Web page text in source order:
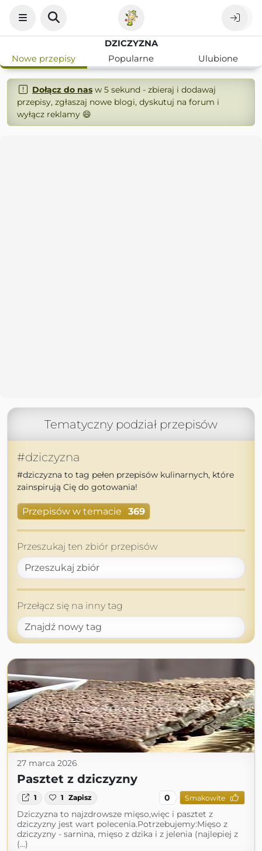
DZICZYZNA
Nowe przepisy
Popularne Ulubione
Dołącz do nasw 5 sekund - zbieraj i dodawaj
przepisy, zgłaszaj nowe blogi, dyskutuj na forum i
wyłącz reklamy 😄
Tematyczny podział przepisów
#dziczyzna
#dziczyzna to tag pełen przepisów kulinarnych, które
zainspirują Cię do gotowania!
Przepisów w temacie 369
Przeszukaj ten zbiór przepisów
Przełącz się na inny tag
27 marca 2026
Pasztet z dziczyzny
1 1 Zapisz 0 Smakowite
Dziczyzna to najzdrowsze mięso,więc i pasztet z
dziczyzny jest wart polecenia.Potrzebujemy:Mięso z
dziczyzny - sarnina, mięso z dzika i z jelenia (najlepiej z
(...)